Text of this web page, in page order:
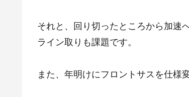
それと、回り切ったところから加速
ライン取りも課題です。
また、年明けにフロントサスを仕様